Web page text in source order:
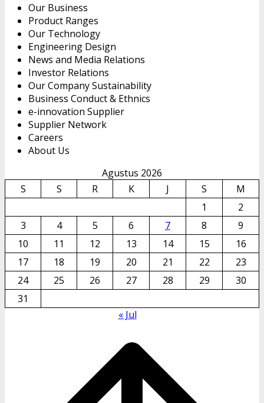
Our Business
Product Ranges
Our Technology
Engineering Design
News and Media Relations
Investor Relations
Our Company Sustainability
Business Conduct & Ethnics
e-innovation Supplier
Supplier Network
Careers
About Us
Agustus 2026
S
S R K J S
M
1
2
3
4 5 6 7 8
9
10
11 12 13 14 15
16
17
18 19 20 21 22
23
24
25 26 27 28 29
30
31
« Jul